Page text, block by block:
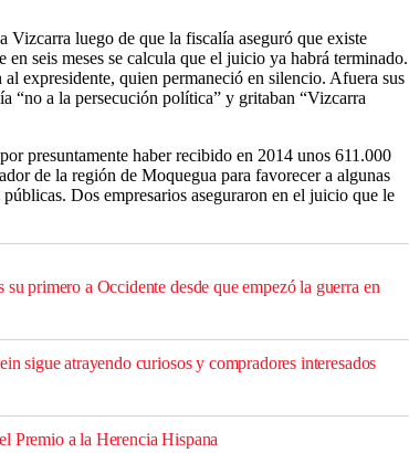
Vizcarra luego de que la fiscalía aseguró que existe
seis meses se calcula que el juicio ya habrá terminado.
expresidente, quien permaneció en silencio. Afuera sus
“no a la persecución política” y gritaban “Vizcarra
presuntamente haber recibido en 2014 unos 611.000
de la región de Moquegua para favorecer a algunas
Dos empresarios aseguraron en el juicio que le
primero a Occidente desde que empezó la guerra en
sigue atrayendo curiosos y compradores interesados
Premio a la Herencia Hispana